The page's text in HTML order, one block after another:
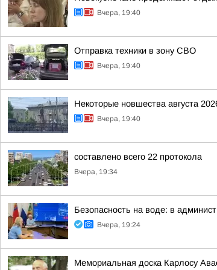
Вчера, 19:40
Отправка техники в зону СВО
Вчера, 19:40
Некоторые новшества августа
Вчера, 19:40
составлено всего 22 протокола
Вчера, 19:34
Безопасность на воде: в
Вчера, 19:24
Мемориальная доска Карлосу